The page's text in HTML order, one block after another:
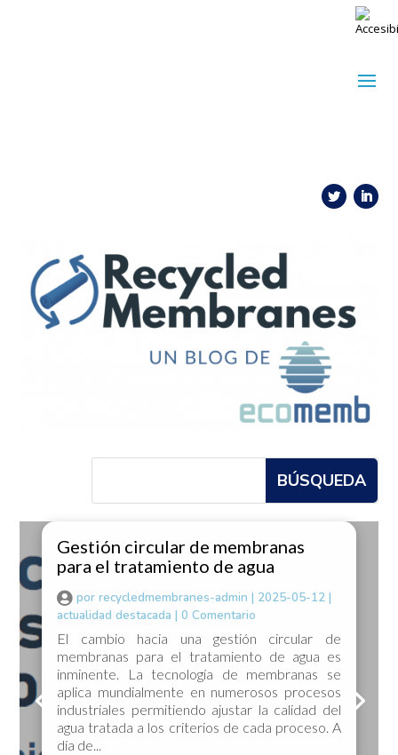
Gestión circular de membranas
para el tratamiento de agua
porrecycledmembranes-admin | 2025-05-12 |
actualidad destacada | 0 Comentario
El cambio hacia una gestión circular de
membranas para el tratamiento de agua es
inminente. La tecnología de membranas se
aplica mundialmente en numerosos procesos
industriales permitiendo ajustar la calidad del
agua tratada a los criterios de cada proceso. A
día de...